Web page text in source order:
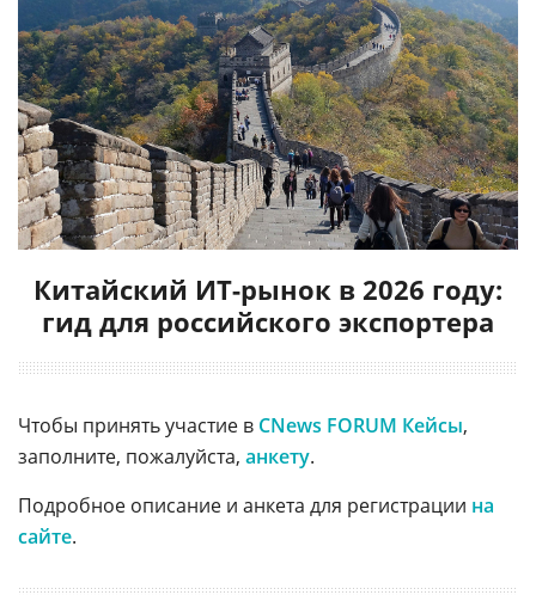
Китайский ИТ-рынок в 2026 году:
гид для российского экспортера
Чтобы принять участие в CNews FORUM Кейсы,
заполните, пожалуйста, анкету.
Подробное описание и анкета для регистрации на
сайте.